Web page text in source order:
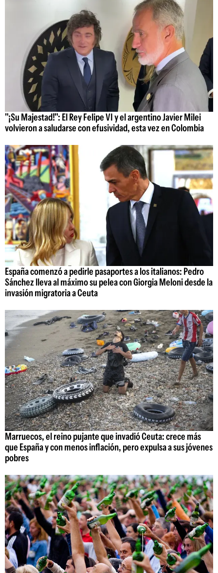
"¡Su Majestad!": El Rey Felipe VI y el argentino Javier Milei
volvieron a saludarse con efusividad, esta vez en Colombia
España comenzó a pedirle pasaportes a los italianos: Pedro
Sánchez lleva al máximo su pelea con Giorgia Meloni desde la
invasión migratoria a Ceuta
Marruecos, el reino pujante que invadió Ceuta: crece más
que España y con menos inflación, pero expulsa a sus jóvenes
pobres